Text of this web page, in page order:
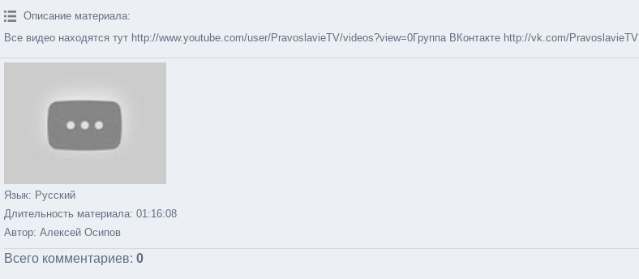
Описание материала:
Все видео находятся тут http://www.youtube.com/user/PravoslavieTV/videos?view=0Группа ВКонтакте http://vk.com/PravoslavieTV
Язык: Русский
Длительность материала: 01:16:08
Автор: Алексей Осипов
Всего комментариев: 0